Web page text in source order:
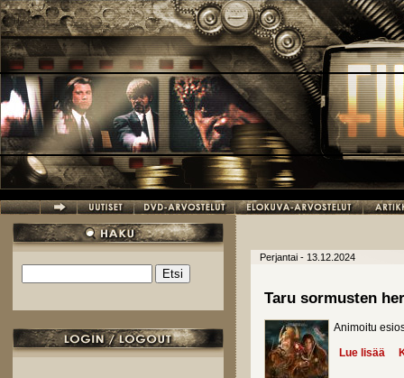
Hyppää pääsisältöön
Hakulomake
Perjantai - 13.12.2024
Taru sormusten
Animoitu
Lue lisää